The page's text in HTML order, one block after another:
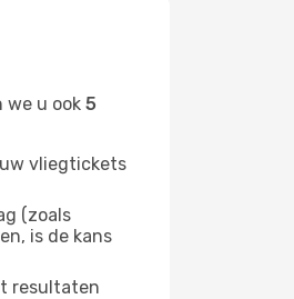
u ook 5
vliegtickets
(zoals
is de kans
resultaten